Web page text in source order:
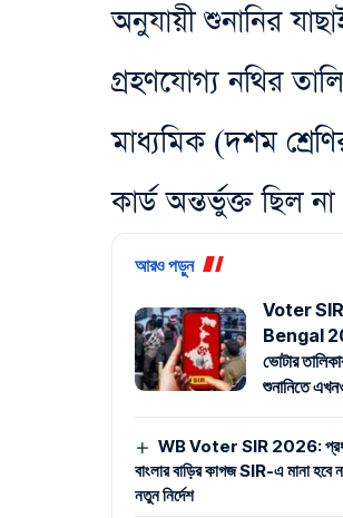
অনুযায়ী শুনানির
গ্রহণযোগ্য নথির
মাধ্যমিক (দশম
কার্ড অন্তর্ভুক্ত ছিল না।
আরও পড়ুন
Voter
Bengal
ভোটার
শুনানিতে
WB Voter SIR 2026:
বাংলার বাড়ির কাগজ SIR-এ মানা হবে
নতুন নির্দেশ